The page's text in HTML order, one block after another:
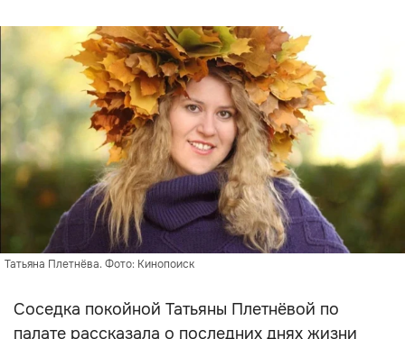
Татьяна Плетнёва. Фото: Кинопоиск
Соседка покойной Татьяны Плетнёвой по
палате рассказала о последних днях жизни